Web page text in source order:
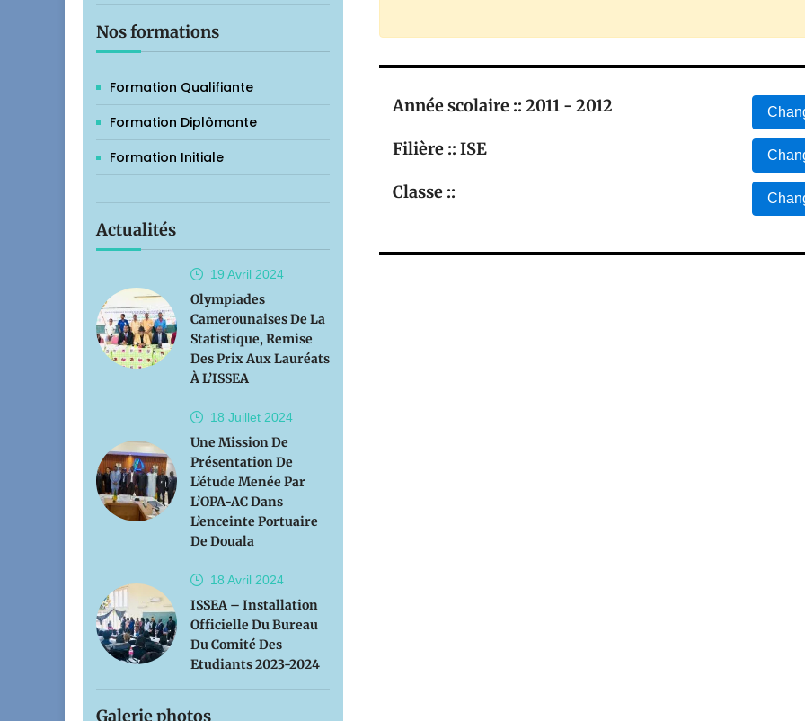
Nos formations
Formation Qualifiante
Formation Diplômante
Formation Initiale
Actualités
19 Avril 2024
Olympiades
Camerounaises De La
Statistique, Remise
Des Prix Aux Lauréats
À L’ISSEA
18 Juillet 2024
Une Mission De
Présentation De
L’étude Menée Par
L’OPA-AC Dans
L’enceinte Portuaire
De Douala
18 Avril 2024
ISSEA – Installation
Officielle Du Bureau
Du Comité Des
Etudiants 2023-2024
Galerie photos
Année scolaire :: 2011 - 2012
Filière :: ISE
Classe ::